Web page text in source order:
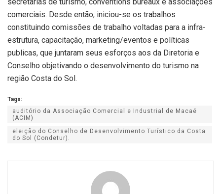
comerciais. Desde então, iniciou-se os trabalhos
constituindo comissões de trabalho voltadas para a infra-
estrutura, capacitação, marketing/eventos e políticas
publicas, que juntaram seus esforços aos da Diretoria e
Conselho objetivando o desenvolvimento do turismo na
região Costa do Sol.
Tags:
auditório da Associação Comercial e Industrial de Macaé
(ACIM)
eleição do Conselho de Desenvolvimento Turístico da Costa
do Sol (Condetur).